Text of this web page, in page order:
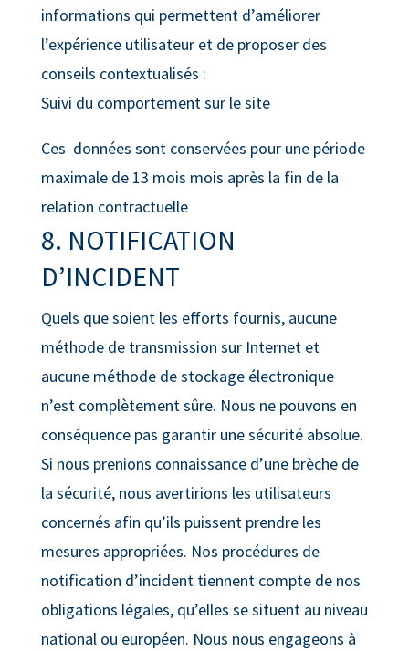
informations qui permettent d’améliorer
l’expérience utilisateur et de proposer des
conseils contextualisés :
Suivi du comportement sur le site
Ces données sont conservées pour une période
maximale de 13 mois mois après la fin de la
relation contractuelle
8. NOTIFICATION
D’INCIDENT
Quels que soient les efforts fournis, aucune
méthode de transmission sur Internet et
aucune méthode de stockage électronique
n’est complètement sûre. Nous ne pouvons en
conséquence pas garantir une sécurité absolue.
Si nous prenions connaissance d’une brèche de
la sécurité, nous avertirions les utilisateurs
concernés afin qu’ils puissent prendre les
mesures appropriées. Nos procédures de
notification d’incident tiennent compte de nos
obligations légales, qu’elles se situent au niveau
national ou européen. Nous nous engageons à